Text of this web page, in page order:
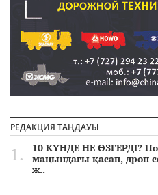
РЕДАКЦИЯ ТАҢДАУЫ
10 КҮНДЕ НЕ ӨЗГЕРДІ?
маңындағы қасап, дрон
ж..